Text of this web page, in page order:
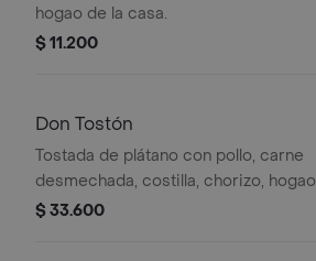
hogao de la casa.
$ 11.200
Don Tostón
Tostada de plátano con pollo, carne
desmechada, costilla, chorizo, hogao
y salsa de la casa.
$ 33.600